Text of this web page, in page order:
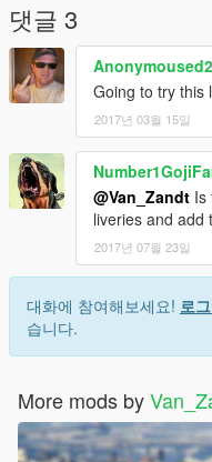
댓글 3
Going to try this
2017년 03월 15일
@Van_Zandt Is
liveries and add
2017년 07월 23일
대화에 참여해보세요! 로
습니다.
More mods by